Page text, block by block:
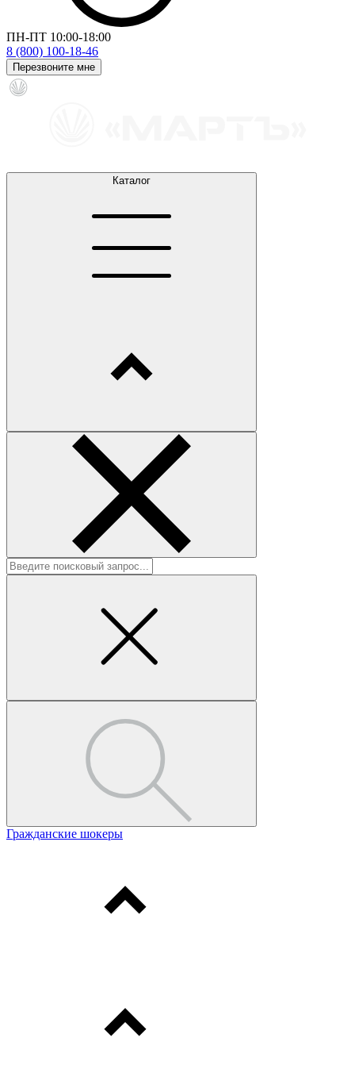
ПН-ПТ 10:00-18:00
8 (800) 100-18-46
Перезвоните мне
Каталог
Гражданские шокеры